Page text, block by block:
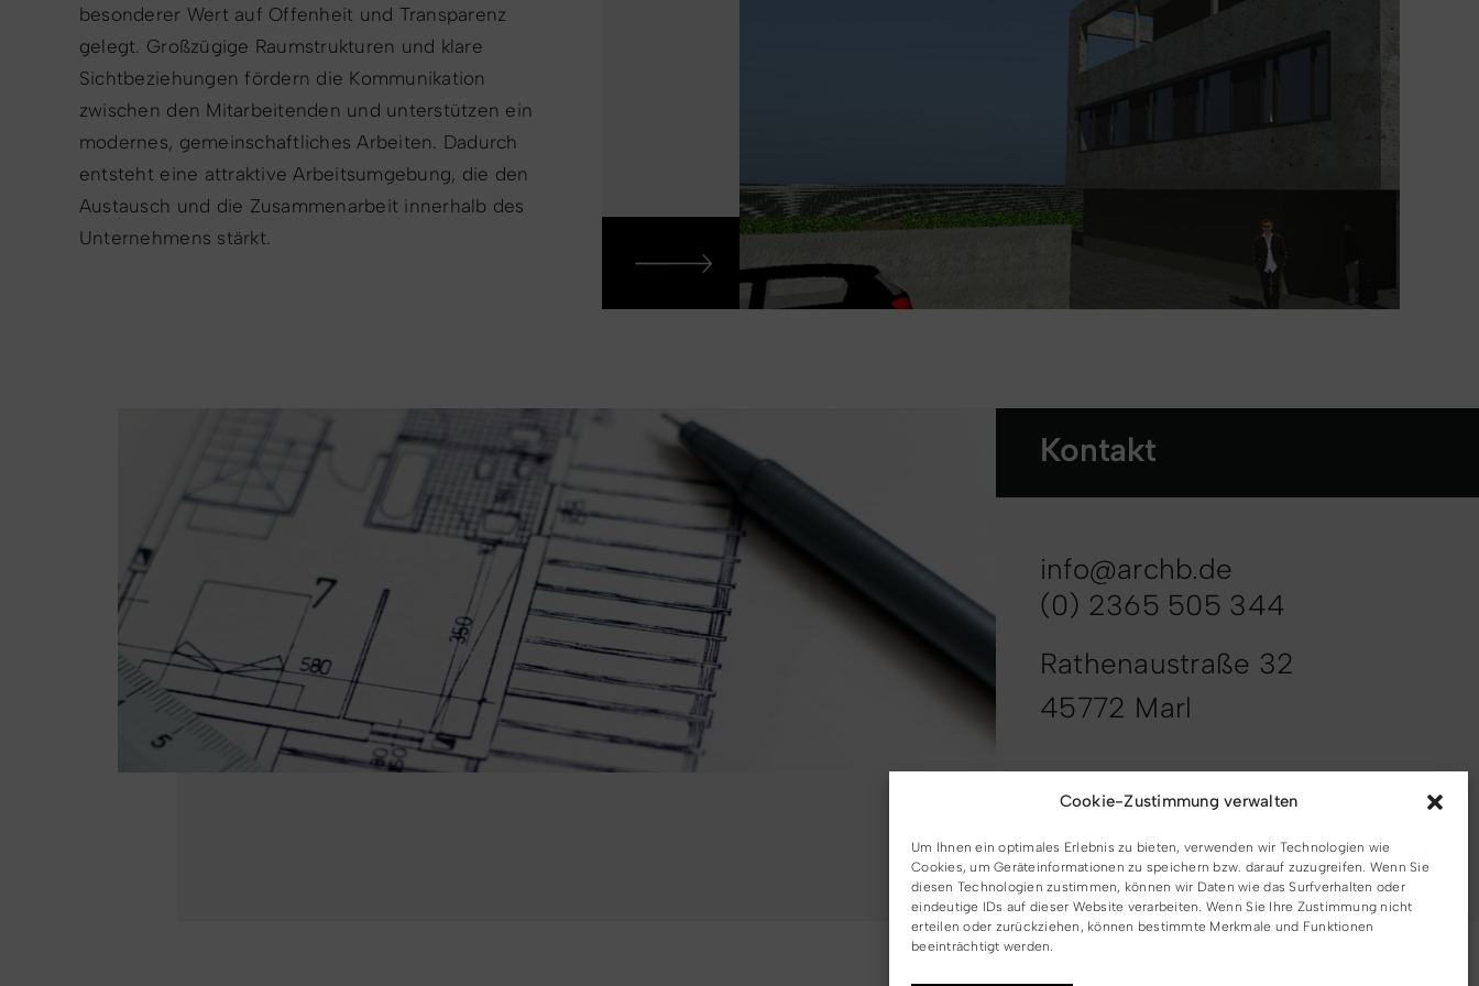
Cookie-Zustimmung verwalten
Um Ihnen ein optimales Erlebnis zu bieten, verwenden wir Technologien wie
Cookies, um Geräteinformationen zu speichern bzw. darauf zuzugreifen. Wenn Sie
diesen Technologien zustimmen, können wir Daten wie das Surfverhalten oder
eindeutige IDs auf dieser Website verarbeiten. Wenn Sie Ihre Zustimmung nicht
erteilen oder zurückziehen, können bestimmte Merkmale und Funktionen
beeinträchtigt werden.
besonderer Wert auf Offenheit und Transparenz
gelegt. Großzügige Raumstrukturen und klare
Sichtbeziehungen fördern die Kommunikation
zwischen den Mitarbeitenden und unterstützen ein
modernes, gemeinschaftliches Arbeiten. Dadurch
entsteht eine attraktive Arbeitsumgebung, die den
Austausch und die Zusammenarbeit innerhalb des
Unternehmens stärkt.
Kontakt
info@archb.de
(0) 2365 505 344
Rathenaustraße 32
45772 Marl